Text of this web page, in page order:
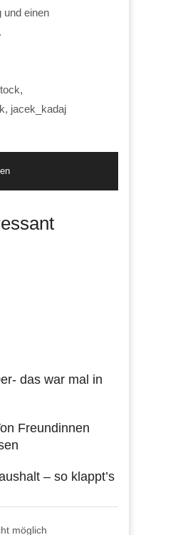
und einen
jacek_kadaj
das war mal in
Freundinnen
– so klappt’s
möglich